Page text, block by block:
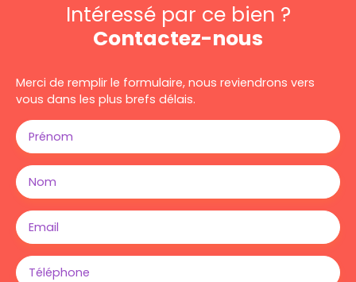
Intéressé par ce bien ?
Contactez-nous
Merci de remplir le formulaire, nous reviendrons vers
vous dans les plus brefs délais.
Prénom
Nom
Email
Téléphone